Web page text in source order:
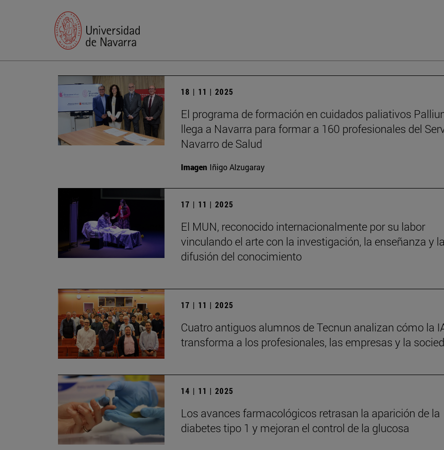
18 | 11 | 2025
El programa de formación en cuidados paliativos
llega a Navarra para formar a 160 profesionales del
Navarro de Salud
Imagen Iñigo Alzugaray
17 | 11 | 2025
El MUN, reconocido internacionalmente por su labor
vinculando el arte con la investigación, la enseñanza y
difusión del conocimiento
17 | 11 | 2025
Cuatro antiguos alumnos de Tecnun analizan cómo la
transforma a los profesionales, las empresas y la
14 | 11 | 2025
Los avances farmacológicos retrasan la aparición de la
diabetes tipo 1 y mejoran el control de la glucosa